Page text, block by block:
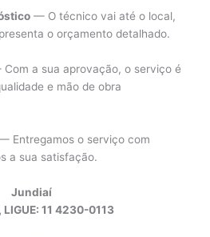
— O técnico vai até o local,
o orçamento detalhado.
a sua aprovação, o serviço é
e mão de obra
Entregamos o serviço com
a sua satisfação.
Jundiaí
LIGUE: 11 4230-0113